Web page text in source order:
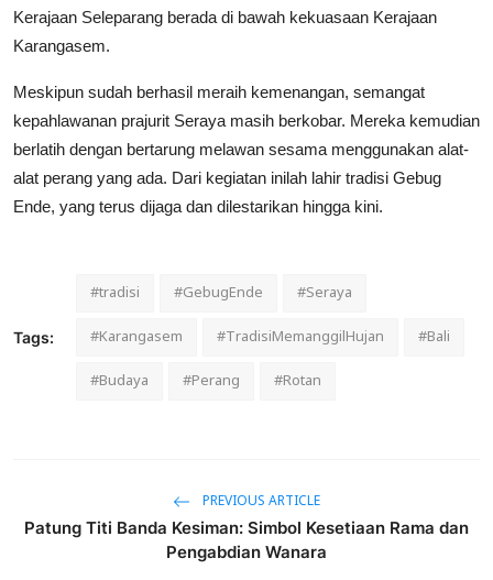
Kerajaan Seleparang berada di bawah kekuasaan Kerajaan
Karangasem.
Meskipun sudah berhasil meraih kemenangan, semangat
kepahlawanan prajurit Seraya masih berkobar. Mereka kemudian
berlatih dengan bertarung melawan sesama menggunakan alat-
alat perang yang ada. Dari kegiatan inilah lahir tradisi Gebug
Ende, yang terus dijaga dan dilestarikan hingga kini.
Tags:
#tradisi #GebugEnde
#Seraya
#Karangasem
#TradisiMemanggilHujan
#Bali
#Budaya
#Perang #Rotan
PREVIOUS ARTICLE
Patung Titi Banda Kesiman: Simbol Kesetiaan Rama dan
Pengabdian Wanara